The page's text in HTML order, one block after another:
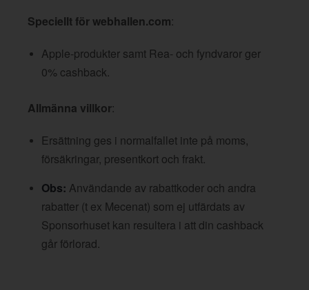
Speciellt för webhallen.com:
Apple-produkter samt Rea- och fyndvaror ger
0% cashback.
Allmänna villkor:
Ersättning ges i normalfallet inte på moms,
försäkringar, presentkort och frakt.
Obs: Användande av rabattkoder och andra
rabatter (t ex Mecenat) som ej utfärdats av
Sponsorhuset kan resultera i att din cashback
går förlorad.